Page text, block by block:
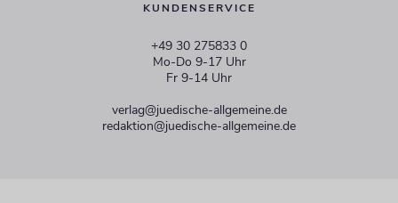
KUNDENSERVICE
+49 30 275833 0
Mo-Do 9-17 Uhr
Fr 9-14 Uhr
verlag@juedische-allgemeine.de
redaktion@juedische-allgemeine.de